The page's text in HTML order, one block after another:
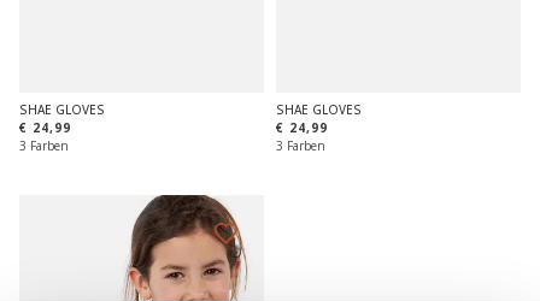
SHAE GLOVES
€ 24,99
3 Farben
SHAE GLOVES
€ 24,99
3 Farben